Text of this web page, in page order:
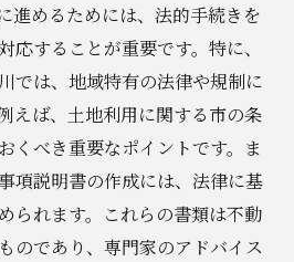
進めるためには、法的手続きを
応することが重要です。特に、
では、地域特有の法律や規制に
えば、土地利用に関する市の条
くべき重要なポイントです。ま
項説明書の作成には、法律に基
られます。これらの書類は不動
のであり、専門家のアドバイス